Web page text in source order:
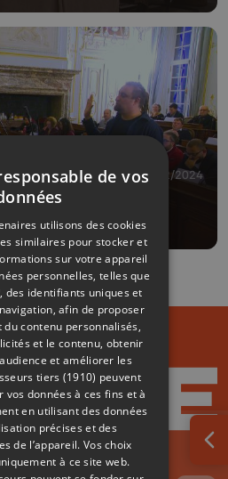
03/12/2024
du nouveau
de vos
utilisons des cookies
similaires pour stocker et
sur votre appareil
personnelles, telles que
des identifiants uniques et
afin de proposer
contenu personnalisés,
et le contenu, obtenir
et améliorer les
tiers (1910) peuvent
données à ces fins et à
en utilisant des données
précises et des
de l’appareil. Vos choix
à ce site web.